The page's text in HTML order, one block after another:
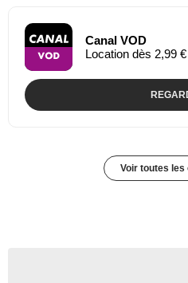
Canal VOD
Location dès 2,99 €
Voir toutes les